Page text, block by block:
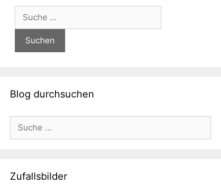
nach:
Blog durchsuchen
nach:
Zufallsbilder